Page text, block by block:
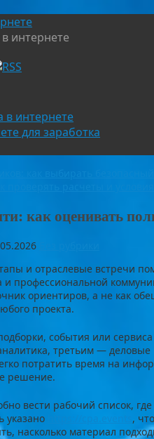
интернете
в интернете
для заработка
как оценивать
и отраслевые встречи
и профессиональной
ориентиров, а не как
проекта.
события или
третьим —
потратить время на
решение.
вести рабочий список,
указано
,
насколько материал